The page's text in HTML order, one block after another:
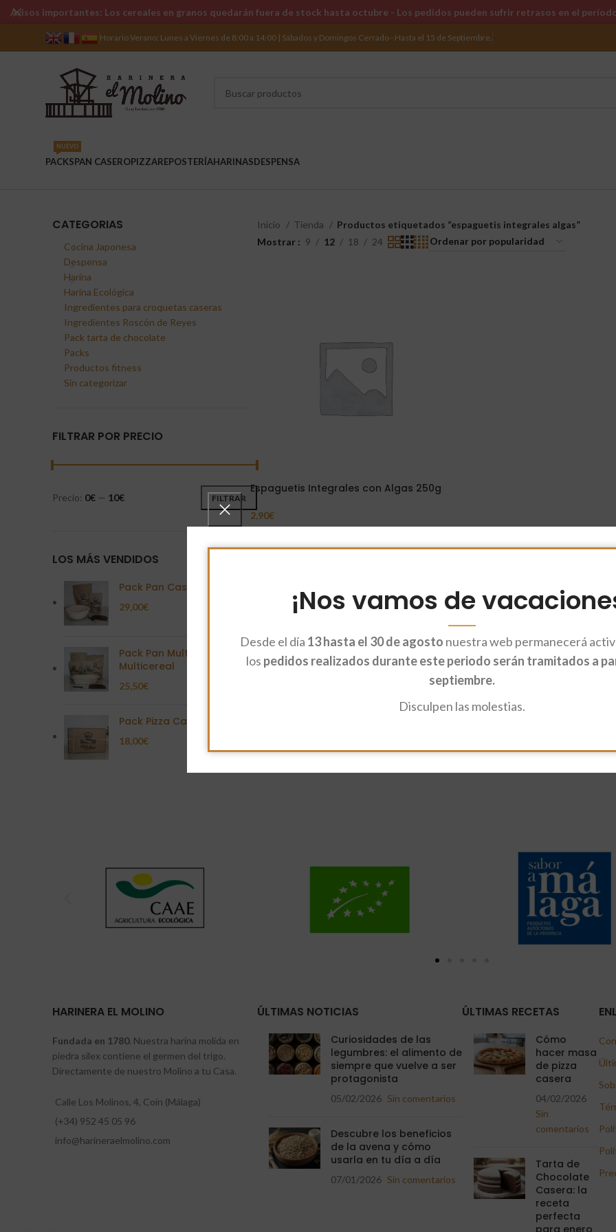
¡Nos vamos de
Desde el día 13 hasta el 30 de agosto nuestra web permanecerá
los pedidos realizados durante este periodo serán tramitados a
septiembre.
Disculpen las molestias.
Horario Verano: Lunes a Viernes de 8:00 a 14:00 | Sábados y Domingos Cerrado - Hasta el 15 de Septiembre.
PACKS
NUEVO
PAN CASEROPIZZAREPOSTERÍAHARINASDESPENSA
CATEGORIAS
Cocina Japonesa
Despensa
Harina
Harina Ecológica
Ingredientes para croquetas caseras
Ingredientes Roscón de Reyes
Pack tarta de chocolate
Packs
Productos fitness
Sin categorizar
FILTRAR POR PRECIO
FILTRAR
Precio: 0€ — 10€
LOS MÁS VENDIDOS
Pack Pan Casero
29,00€
Pack Pan Multisemilla
Multicereal
25,50€
Pack Pizza Casera
18,00€
Inicio Tienda
Productos etiquetados “espaguetis integrales algas”
Mostrar
9 12 18 24
Espaguetis Integrales con Algas 250g
2,90€
Añadir Al Carrito
HARINERA EL MOLINO
Fundada en 1780. Nuestra harina molida en
piedra sílex contiene el germen del trigo.
Directamente de nuestro Molino a tu Casa.
Calle Los Molinos, 4, Coín (Málaga)
(+34) 952 45 05 96
info@harineraelmolino.com
ÚLTIMAS NOTICIAS
Curiosidades de las
legumbres: el alimento de
siempre que vuelve a ser
protagonista
05/02/2026 Sin comentarios
Descubre los beneficios
de la avena y cómo
usarla en tu día a día
07/01/2026 Sin comentarios
ÚLTIMAS RECETAS
Cómo
hacer masa
de pizza
casera
04/02/2026
Sin
comentarios
Tarta de
Chocolate
Casera: la
receta
perfecta
para enero
Avisos importantes: Los cereales en granos quedarán fuera de stock hasta octubre - Los pedidos pueden sufrir retrasos en el